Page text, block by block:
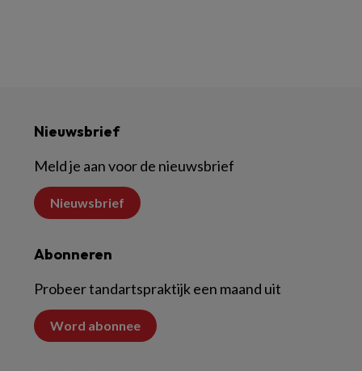
Nieuwsbrief
Meld je aan voor de nieuwsbrief
Nieuwsbrief
Abonneren
Probeer tandartspraktijk een maand uit
Word abonnee